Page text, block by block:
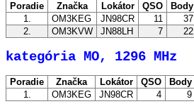
Poradie Značka Lokátor QSO Body
1.
OM3KEG JN98CR 11 37
2.
OM3KVW JN88LH 7 22
kategória MO, 1296 MHz
Poradie Značka Lokátor QSO Body
1.
OM3KEG JN98CR 4 9